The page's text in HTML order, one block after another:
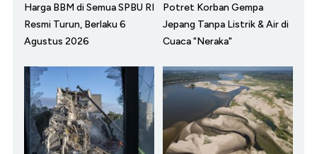
Harga BBM di Semua SPBU RI
Resmi Turun, Berlaku 6
Agustus 2026
Potret Korban Gempa
Jepang Tanpa Listrik & Air di
Cuaca "Neraka"